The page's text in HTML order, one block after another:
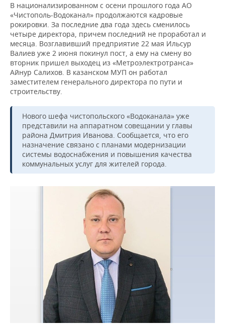
В национализированном с осени прошлого года АО
«Чистополь-Водоканал» продолжаются кадровые
рокировки. За последние два года здесь сменилось
четыре директора, причем последний не проработал и
месяца. Возглавивший предприятие 22 мая Ильсур
Валиев уже 2 июня покинул пост, а ему на смену во
вторник пришел выходец из «Метроэлектротранса»
Айнур Салихов. В казанском МУП он работал
заместителем генерального директора по пути и
строительству.
Нового шефа чистопольского «Водоканала» уже
представили на аппаратном совещании у главы
района Дмитрия Иванова. Сообщается, что его
назначение связано с планами модернизации
системы водоснабжения и повышения качества
коммунальных услуг для жителей города.